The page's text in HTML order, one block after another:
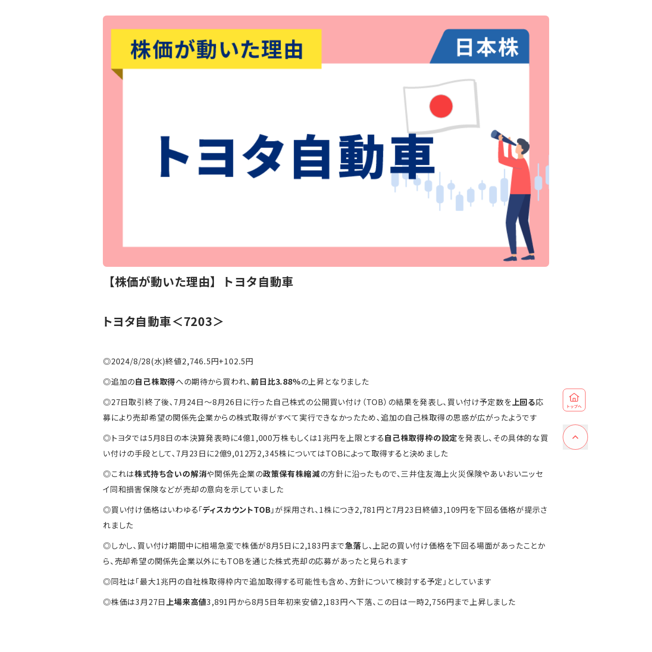
【株価が動いた理由】トヨタ自動車
トヨタ自動車＜7203＞
◎2024/8/28(水)終値2,746.5円+102.5円
◎追加の自己株取得への期待から買われ、 前日比3.88％の上昇となりました
◎27日取引終了後、7月24日～8月26日に行った自己株式の公開買い付け（TOB）の結果を発表し、買い付け予定数を 上回る応
募により売却希望の関係先企業からの株式取得がすべて実行できなかったため、追加の自己株取得の思惑が広がったようです
◎トヨタでは5月8日の本決算発表時に4億1,000万株もしくは1兆円を上限とする自己株取得枠の設定を発表し、その具体的な買
い付けの手段として、7月23日に2億9,012万2,345株についてはTOBによって取得すると決めました
◎これは株式持ち合いの解消や関係先企業の政策保有株縮減の方針に沿ったもので、三井住友海上火災保険やあいおいニッセ
イ同和損害保険などが売却の意向を示していました
◎買い付け価格はいわゆる「ディスカウントTOB 」が採用され、1株につき2,781円と7月23日終値3,109円を下回る価格が提示さ
れました
◎しかし、買い付け期間中に相場急変で株価が8月5日に2,183円まで急落し、上記の買い付け価格を下回る場面があったことか
ら、売却希望の関係先企業以外にもTOBを通じた株式売却の応募があったと見られます
◎同社は「最大1兆円の自社株取得枠内で追加取得する可能性も含め、方針について検討する予定」としています
◎株価は3月27日 上場来高値3,891円から8月5日年初来安値2,183円へ下落、この日は一時2,756円まで上昇しました